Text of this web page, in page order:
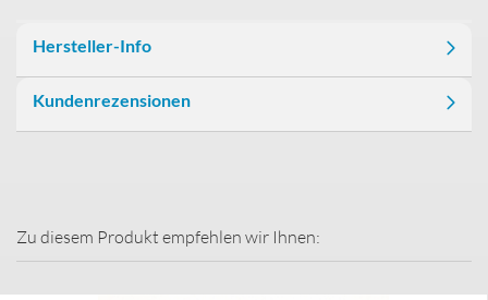
Hersteller-Info
Kundenrezensionen
Zu diesem Produkt empfehlen wir Ihnen: